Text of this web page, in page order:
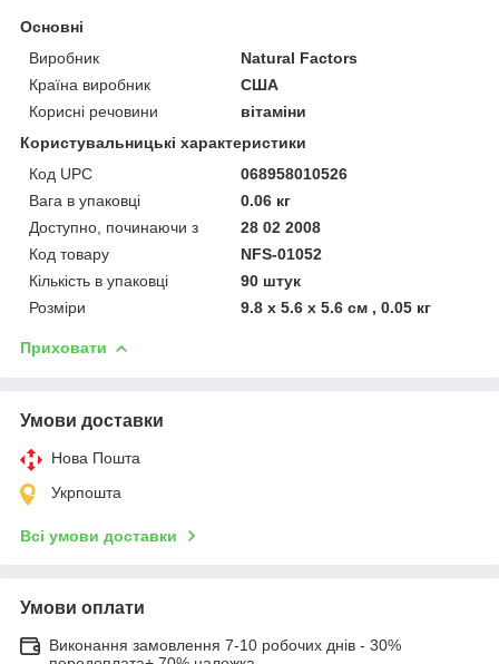
Основні
Виробник
Natural Factors
Країна виробник
США
Корисні речовини
вітаміни
Користувальницькі характеристики
Код UPC
068958010526
Вага в упаковці
0.06 кг
Доступно, починаючи з
28 02 2008
Код товару
NFS-01052
Кількість в упаковці
90 штук
Розміри
9.8 x 5.6 x 5.6 см , 0.05 кг
Приховати
Умови доставки
Нова Пошта
Укрпошта
Всі умови доставки
Умови оплати
Виконання замовлення 7-10 робочих днів - 30%